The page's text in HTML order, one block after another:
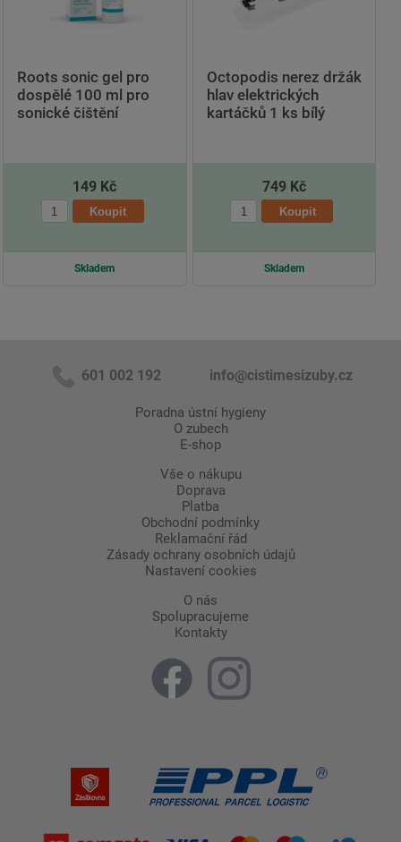
Roots sonic gel pro
dospělé 100 ml pro
sonické čištění
149 Kč
Skladem
Octopodis nerez držák
hlav elektrických
kartáčků 1 ks bílý
749 Kč
Skladem
601 002 192 info@cistimesizuby.cz
Poradna ústní hygieny
O zubech
E-shop
Vše o nákupu
Doprava
Platba
Obchodní podmínky
Reklamační řád
Zásady ochrany osobních údajů
Nastavení cookies
O nás
Spolupracujeme
Kontakty